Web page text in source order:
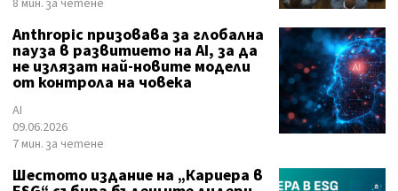
8 мин. за четене
Anthropic призовава за глобална
пауза в развитието на AI, за да
не излязат най-новите модели
от контрола на човека
AI
09.06.2026
7 мин. за четене
Шестото издание на „Кариера в